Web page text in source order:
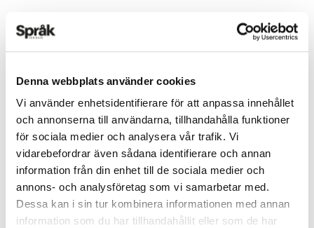
Denna webbplats använder cookies
Vi använder enhetsidentifierare för att anpassa innehållet
och annonserna till användarna, tillhandahålla funktioner
för sociala medier och analysera vår trafik. Vi
vidarebefordrar även sådana identifierare och annan
information från din enhet till de sociala medier och
annons- och analysföretag som vi samarbetar med.
Dessa kan i sin tur kombinera informationen med annan
information som du har tillhandahållit eller som de har